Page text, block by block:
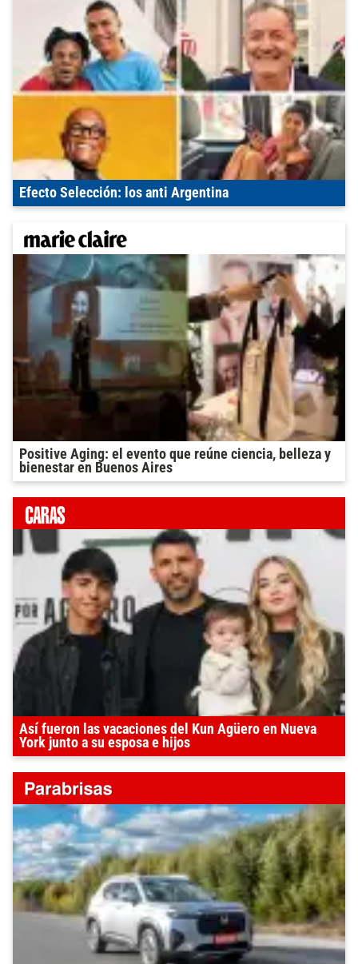
Efecto Selección: los anti Argentina
Positive Aging: el evento que reúne ciencia, belleza y
bienestar en Buenos Aires
Así fueron las vacaciones del Kun Agüero en Nueva
York junto a su esposa e hijos